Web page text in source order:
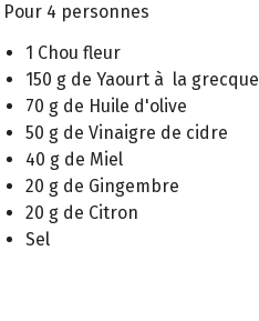
Pour 4 personnes
1 Chou fleur
150 g de Yaourt à la grecque
70 g de Huile d'olive
50 g de Vinaigre de cidre
40 g de Miel
20 g de Gingembre
20 g de Citron
Sel